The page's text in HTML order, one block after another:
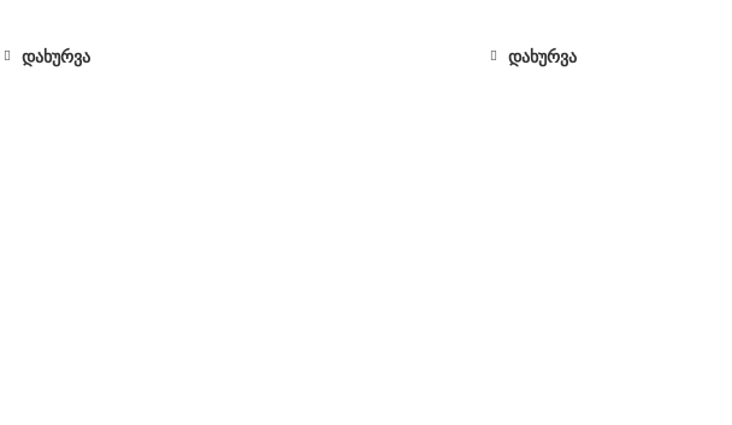
დახურვა დახურვა